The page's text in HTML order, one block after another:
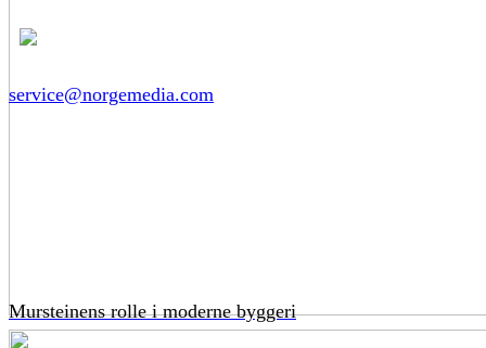
Mursteinens rolle i moderne byggeri
service@norgemedia.com